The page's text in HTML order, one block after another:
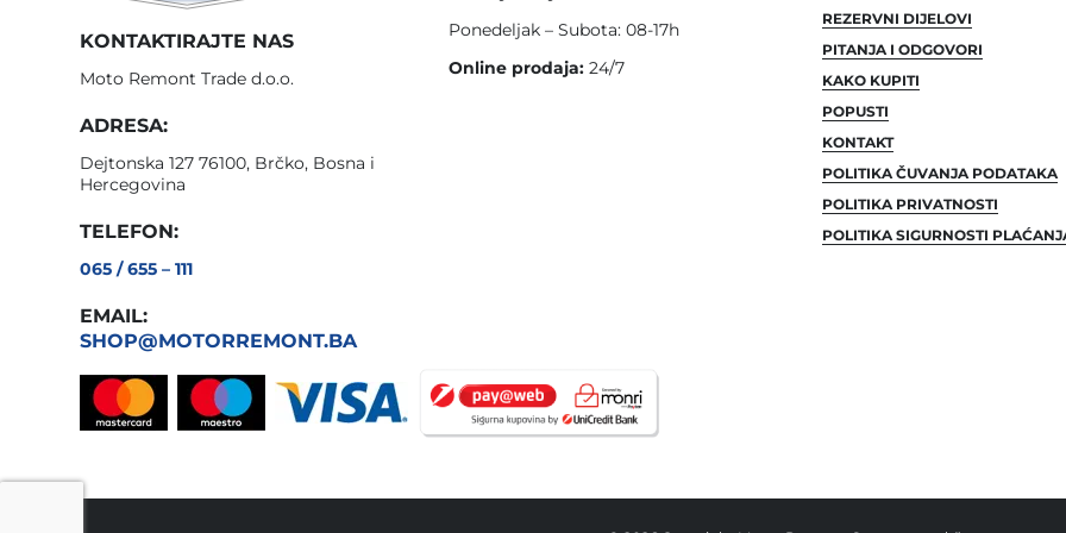
KONTAKTIRAJTE NAS
Moto Remont Trade d.o.o.
ADRESA:
Dejtonska 127 76100, Brčko, Bosna i
Hercegovina
TELEFON:
065 / 655 – 111
EMAIL:
SHOP@MOTORREMONT.BA
Ponedeljak – Subota: 08-17h
Online prodaja: 24/7
REZERVNI DIJELOVI
PITANJA I ODGOVORI
KAKO KUPITI
POPUSTI
KONTAKT
POLITIKA ČUVANJA PODATAKA
POLITIKA PRIVATNOSTI
POLITIKA SIGURNOSTI